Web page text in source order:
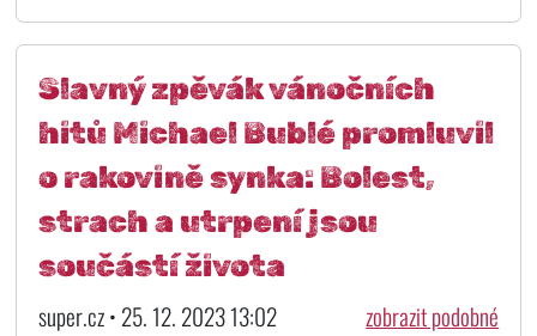
Slavný zpěvák vánočních
hitů Michael Bublé promluvil
o rakovině synka: Bolest,
strach a utrpení jsou
součástí života
super.cz • 25. 12. 2023 13:02 zobrazit podobné